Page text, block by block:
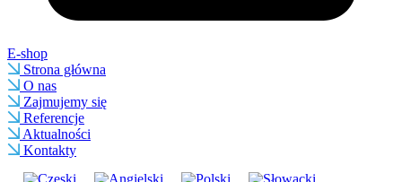
E-shop
Strona główna
O nas
Zajmujemy się
Referencje
Aktualności
Kontakty